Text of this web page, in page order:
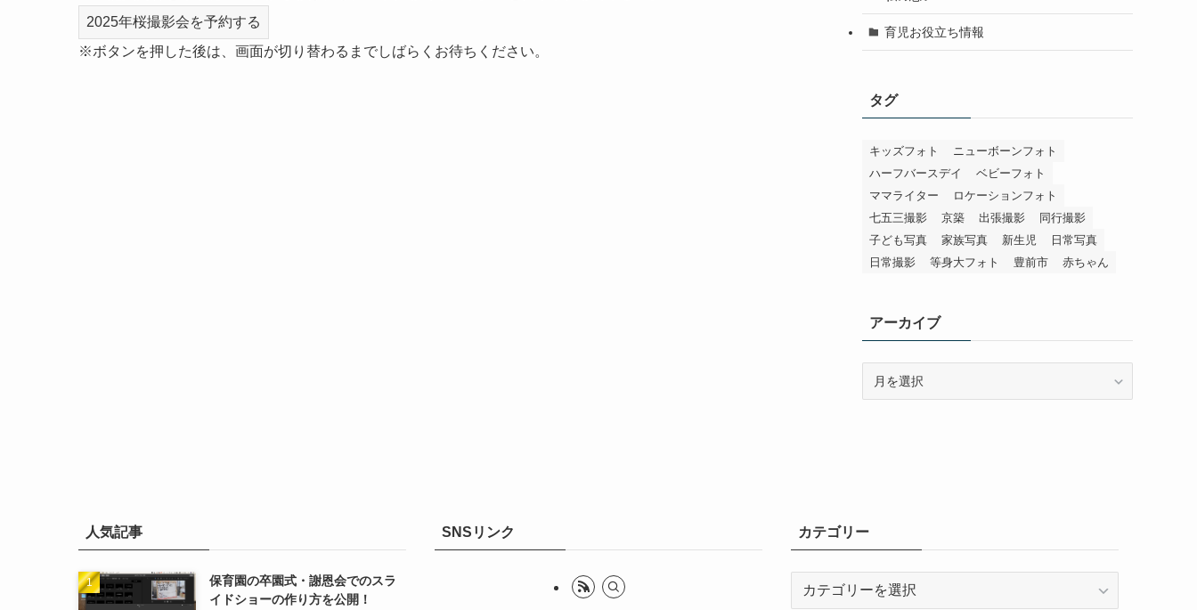
※ボタンを押した後は、画面が切り替わるまでしばらくお待ちください。
育児お役立ち情報
タグ
キッズフォト
ニューボーンフォト
ハーフバースデイ
ベビーフォト
ママライター
ロケーションフォト
七五三撮影
京築 出張撮影
同行撮影
子ども写真
家族写真 新生児
日常写真
日常撮影
等身大フォト 豊前市 赤ちゃん
アーカイブ
人気記事
保育園の卒園式・謝恩会でのスラ
イドショーの作り方を公開！
SNSリンク カテゴリー